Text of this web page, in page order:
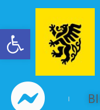
Open toolbar